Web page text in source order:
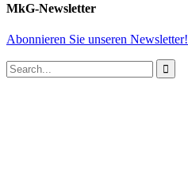
MkG-Newsletter
Abonnieren Sie unseren Newsletter!
